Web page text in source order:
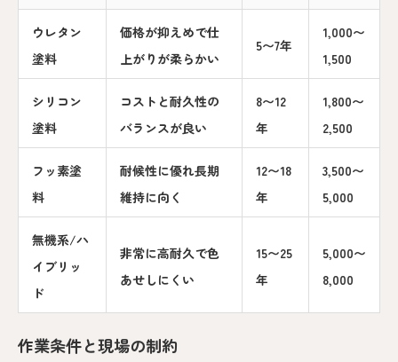
ウレタン
塗料
価格が抑えめで仕
上がりが柔らかい
5〜7年
1,000〜
1,500
シリコン
塗料
コストと耐久性の
バランスが良い
8〜12
年
1,800〜
2,500
フッ素塗
料
耐候性に優れ長期
維持に向く
12〜18
年
3,500〜
5,000
無機系/ハ
イブリッ
ド
非常に高耐久で色
あせしにくい
15〜25
年
5,000〜
8,000
作業条件と現場の制約